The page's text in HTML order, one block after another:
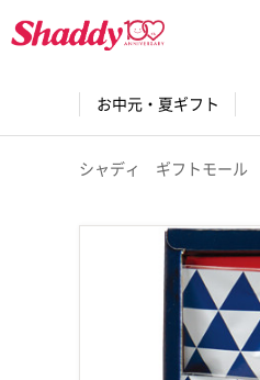
お中元・夏ギフト
シャディ ギフトモール